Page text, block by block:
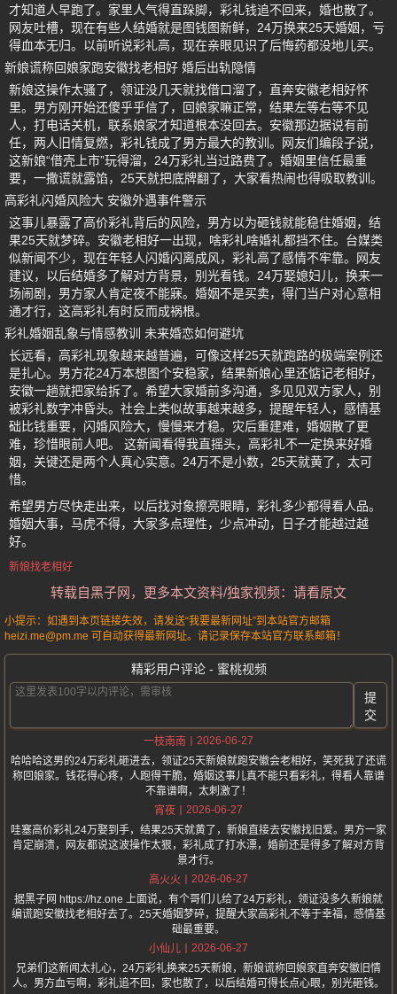
才知道人早跑了。家里人气得直跺脚，彩礼钱追不回来，婚也散了。
网友吐槽，现在有些人结婚就是图钱图新鲜，24万换来25天婚姻，亏
得血本无归。以前听说彩礼高，现在亲眼见识了后悔药都没地儿买。
新娘谎称回娘家跑安徽找老相好 婚后出轨隐情
新娘这操作太骚了，领证没几天就找借口溜了，直奔安徽老相好怀
里。男方刚开始还傻乎乎信了，回娘家嘛正常，结果左等右等不见
人，打电话关机，联系娘家才知道根本没回去。安徽那边据说有前
任，两人旧情复燃，彩礼钱成了男方最大的教训。网友们编段子说，
这新娘“借壳上市”玩得溜，24万彩礼当过路费了。婚姻里信任最重
要，一撒谎就露馅，25天就把底牌翻了，大家看热闹也得吸取教训。
高彩礼闪婚风险大 安徽外遇事件警示
这事儿暴露了高价彩礼背后的风险，男方以为砸钱就能稳住婚姻，结
果25天就梦碎。安徽老相好一出现，啥彩礼啥婚礼都挡不住。台媒类
似新闻不少，现在年轻人闪婚闪离成风，彩礼高了感情不牢靠。网友
建议，以后结婚多了解对方背景，别光看钱。24万娶媳妇儿，换来一
场闹剧，男方家人肯定夜不能寐。婚姻不是买卖，得门当户对心意相
通才行，这高彩礼有时反而成祸根。
彩礼婚姻乱象与情感教训 未来婚恋如何避坑
长远看，高彩礼现象越来越普遍，可像这样25天就跑路的极端案例还
是扎心。男方花24万本想图个安稳家，结果新娘心里还惦记老相好，
安徽一趟就把家给拆了。希望大家婚前多沟通，多见见双方家人，别
被彩礼数字冲昏头。社会上类似故事越来越多，提醒年轻人，感情基
础比钱重要，闪婚风险大，慢慢来才稳。灾后重建难，婚姻散了更
难，珍惜眼前人吧。 这新闻看得我直摇头，高彩礼不一定换来好婚
姻，关键还是两个人真心实意。24万不是小数，25天就黄了，太可
惜。
希望男方尽快走出来，以后找对象擦亮眼睛，彩礼多少都得看人品。
婚姻大事，马虎不得，大家多点理性，少点冲动，日子才能越过越
好。
新娘找老相好
转载自黑子网，更多本文资料/独家视频：请看原文
小提示：如遇到本页链接失效，请发送“我要最新网址”到本站官方邮箱
heizi.me@pm.me 可自动获得最新网址。请记录保存本站官方联系邮箱！
精彩用户评论 - 蜜桃视频
提
交
一枝南南
2026-06-27
哈哈哈这男的24万彩礼砸进去，领证25天新娘就跑安徽会老相好，笑死我了还谎
称回娘家。钱花得心疼，人跑得干脆，婚姻这事儿真不能只看彩礼，得看人靠谱
不靠谱啊，太刺激了！
宵夜
2026-06-27
哇塞高价彩礼24万娶到手，结果25天就黄了，新娘直接去安徽找旧爱。男方一家
肯定崩溃，网友都说这波操作太狠，彩礼成了打水漂，婚前还是得多了解对方背
景才行。
高火火
2026-06-27
据黑子网 https://hz.one 上面说，有个哥们儿给了24万彩礼，领证没多久新娘就
编谎跑安徽找老相好去了。25天婚姻梦碎，提醒大家高彩礼不等于幸福，感情基
础最重要。
小仙儿
2026-06-27
兄弟们这新闻太扎心，24万彩礼换来25天新娘，新娘谎称回娘家直奔安徽旧情
人。男方血亏啊，彩礼追不回，家也散了，以后结婚可得长点心眼，别光砸钱。